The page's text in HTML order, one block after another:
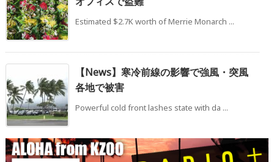
Estimated $2.7K worth of Merrie Monarch ...
【News】寒冷前線の影響で強風・突風
各地で被害
Powerful cold front lashes state with da ...